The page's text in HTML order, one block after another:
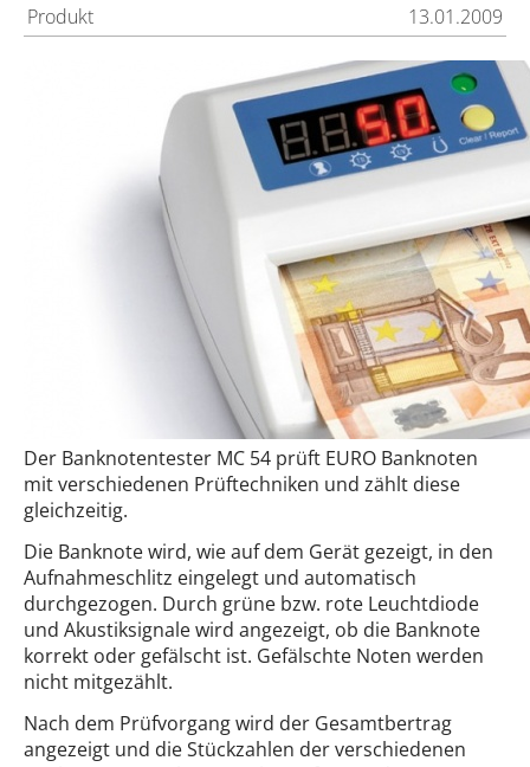
Produkt 13.01.2009
Der Banknotentester MC 54 prüft EURO Banknoten
mit verschiedenen Prüftechniken und zählt diese
gleichzeitig.
Die Banknote wird, wie auf dem Gerät gezeigt, in den
Aufnahmeschlitz eingelegt und automatisch
durchgezogen. Durch grüne bzw. rote Leuchtdiode
und Akustiksignale wird angezeigt, ob die Banknote
korrekt oder gefälscht ist. Gefälschte Noten werden
nicht mitgezählt.
Nach dem Prüfvorgang wird der Gesamtbertrag
angezeigt und die Stückzahlen der verschiedenen